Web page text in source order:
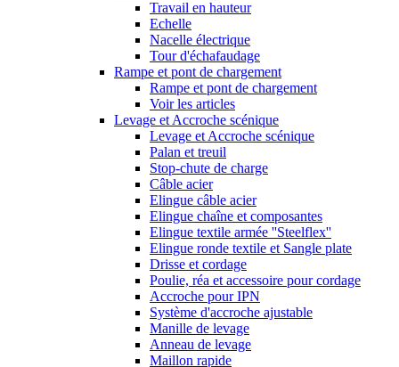
Travail en hauteur
Echelle
Nacelle électrique
Tour d'échafaudage
Rampe et pont de chargement
Rampe et pont de chargement
Voir les articles
Levage et Accroche scénique
Levage et Accroche scénique
Palan et treuil
Stop-chute de charge
Câble acier
Elingue câble acier
Elingue chaîne et composantes
Elingue textile armée ''Steelflex''
Elingue ronde textile et Sangle plate
Drisse et cordage
Poulie, réa et accessoire pour cordage
Accroche pour IPN
Système d'accroche ajustable
Manille de levage
Anneau de levage
Maillon rapide